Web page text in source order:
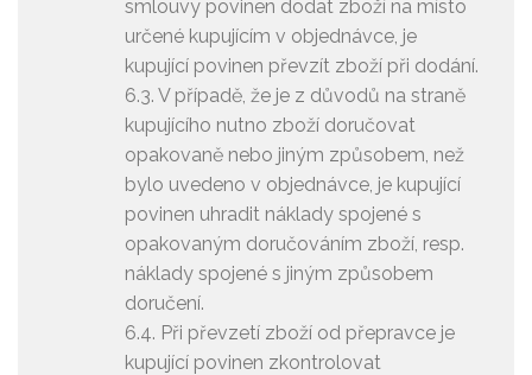
smlouvy povinen dodat zboží na místo
určené kupujícím v objednávce, je
kupující povinen převzít zboží při dodání.
6.3. V případě, že je z důvodů na straně
kupujícího nutno zboží doručovat
opakovaně nebo jiným způsobem, než
bylo uvedeno v objednávce, je kupující
povinen uhradit náklady spojené s
opakovaným doručováním zboží, resp.
náklady spojené s jiným způsobem
doručení.
6.4. Při převzetí zboží od přepravce je
kupující povinen zkontrolovat